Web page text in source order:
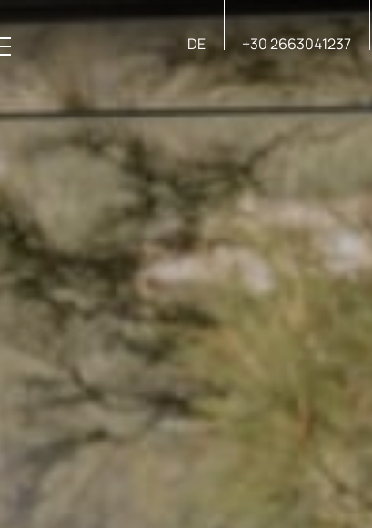
DE +30 2663041237